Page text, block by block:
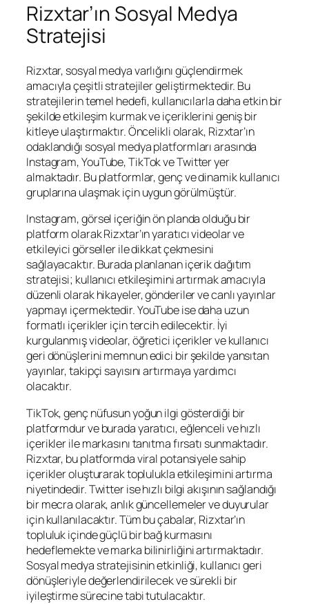
Rizxtar’ın Sosyal Medya
Stratejisi
Rizxtar, sosyal medya varlığını güçlendirmek
amacıyla çeşitli stratejiler geliştirmektedir. Bu
stratejilerin temel hedefi, kullanıcılarla daha etkin bir
şekilde etkileşim kurmak ve içeriklerini geniş bir
kitleye ulaştırmaktır. Öncelikli olarak, Rizxtar’ın
odaklandığı sosyal medya platformları arasında
Instagram, YouTube, TikTok ve Twitter yer
almaktadır. Bu platformlar, genç ve dinamik kullanıcı
gruplarına ulaşmak için uygun görülmüştür.
Instagram, görsel içeriğin ön planda olduğu bir
platform olarak Rizxtar’ın yaratıcı videolar ve
etkileyici görseller ile dikkat çekmesini
sağlayacaktır. Burada planlanan içerik dağıtım
stratejisi; kullanıcı etkileşimini artırmak amacıyla
düzenli olarak hikayeler, gönderiler ve canlı yayınlar
yapmayı içermektedir. YouTube ise daha uzun
formatlı içerikler için tercih edilecektir. İyi
kurgulanmış videolar, öğretici içerikler ve kullanıcı
geri dönüşlerini memnun edici bir şekilde yansıtan
yayınlar, takipçi sayısını artırmaya yardımcı
olacaktır.
TikTok, genç nüfusun yoğun ilgi gösterdiği bir
platformdur ve burada yaratıcı, eğlenceli ve hızlı
içerikler ile markasını tanıtma fırsatı sunmaktadır.
Rizxtar, bu platformda viral potansiyele sahip
içerikler oluşturarak toplulukla etkileşimini artırma
niyetindedir. Twitter ise hızlı bilgi akışının sağlandığı
bir mecra olarak, anlık güncellemeler ve duyurular
için kullanılacaktır. Tüm bu çabalar, Rizxtar’ın
topluluk içinde güçlü bir bağ kurmasını
hedeflemekte ve marka bilinirliğini artırmaktadır.
Sosyal medya stratejisinin etkinliği, kullanıcı geri
dönüşleriyle değerlendirilecek ve sürekli bir
iyileştirme sürecine tabi tutulacaktır.